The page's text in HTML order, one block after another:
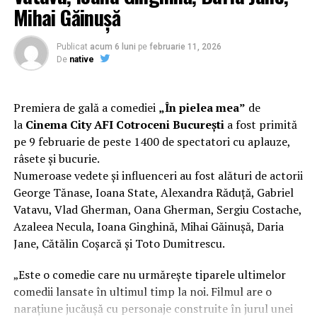
tratamentele, fie că vorbim de modificări ale stilului de
viață, medicație sau intervenții chirurgicale, trebuie
personalizate. Doar un medic poate recomanda soluția
potrivită.Aici poți găsi un medic specialist din zona ta
potrivit studiului Ipsos, doar 20% dintre respondenții
care trăiesc cu obezitate în România se declară
îngrijorați de starea lor de sănătate din prezent, cu mai
mult de 20 de puncte procentuale sub media globală.
Viața!” își propune să transforme informația teoretică
într-o experiență directă, prin simulări și demonstrații
care îi ajută pe participanți să înțeleagă concret
impactul deciziilor luate în trafic.
Comunitatea și colaborarea
dintre instituții fac diferența
Unul dintre cele mai importante elemente ale
evenimentului a fost colaborarea dintre voluntari,
autorități și partenerii implicați în proiect. Participanții
au avut acces la demonstrații realizate de reprezentanții
ISU Brașov, experiențe VR care simulează efectele
consumului de alcool și ale distragerii atenției la volan,
de automobile de competiție.
„Succesul acestui eveniment a fost posibil datorită unei
Mihai Găinușă
Publicat acum 6 luni pe februarie 11, 2026
De native
Premiera de gală a comediei „În pielea mea” de
la Cinema City AFI Cotroceni Bucureștia fost primită
pe 9 februarie de peste 1400 de spectatori cu aplauze,
râsete și bucurie.
Numeroase vedete și influenceri au fost alături de actorii
George Tănase, Ioana State, Alexandra Răduță, Gabriel
Vatavu, Vlad Gherman, Oana Gherman, Sergiu Costache,
Azaleea Necula, Ioana Ginghină, Mihai Găinușă, Daria
Jane, Cătălin Coșarcă și Toto Dumitrescu.
„Este o comedie care nu urmărește tiparele ultimelor
comedii lansate în ultimul timp la noi. Filmul are o
narațiune jucăușă cu personaje construite în jurul unei